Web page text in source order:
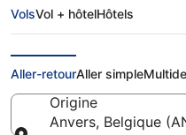
Aéroport
vols pas cher
pratiques
VolsVol + hôtelHôtels
Aller-retourAller simple
Origine
Anvers, Belgique